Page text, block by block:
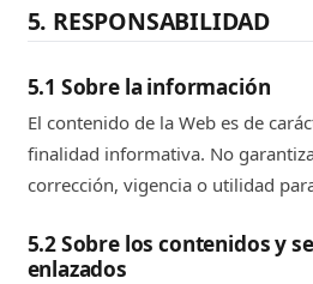
5. RESPONSABILIDAD
5.1 Sobre la información
El contenido de la Web es de
finalidad informativa. No
corrección, vigencia o utilidad
5.2 Sobre los contenidos y
enlazados